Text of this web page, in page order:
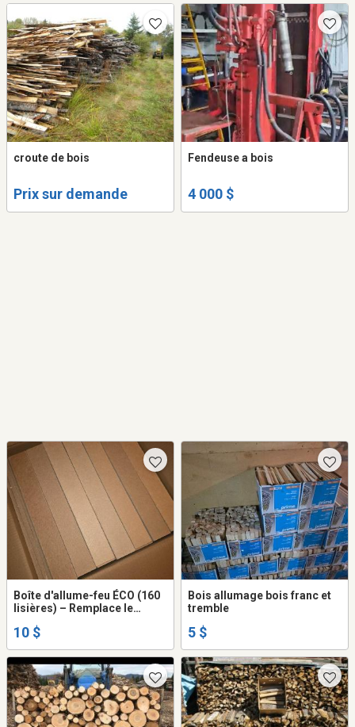
croute de bois
Prix sur demande
Fendeuse a bois
4 000 $
Boîte d'allume-feu ÉCO (160
lisières) – Remplace le
10 $
Bois allumage bois franc et
tremble
5 $